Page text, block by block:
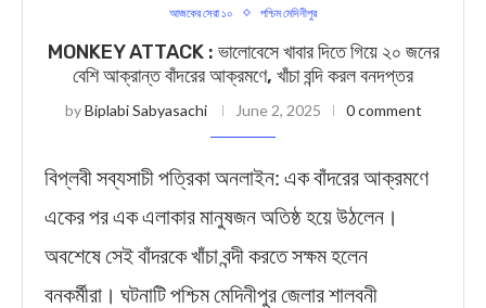
আজকের সেরা ১০ পশ্চিম মেদিনীপুর
MONKEY ATTACK : ভালোবেসে খাবার দিতে গিয়ে ২০ জনের
বেশি আক্রান্ত বাঁদরের আক্রমণে, খাঁচা বন্দি করল বনদপ্তর
byBiplabi Sabyasachi June 2, 2025 0 comment
বিপ্লবী সব্যসাচী পত্রিকা অনলাইন: এক বাঁদরের আক্রমণে
একের পর এক এলাকার মানুষজন অতিষ্ঠ হয়ে উঠলেন।
অবশেষে সেই বাঁদরকে খাঁচা বন্দী করতে সক্ষম হলেন
বনকর্মীরা। ঘটনাটি পশ্চিম মেদিনীপুর জেলার শালবনী